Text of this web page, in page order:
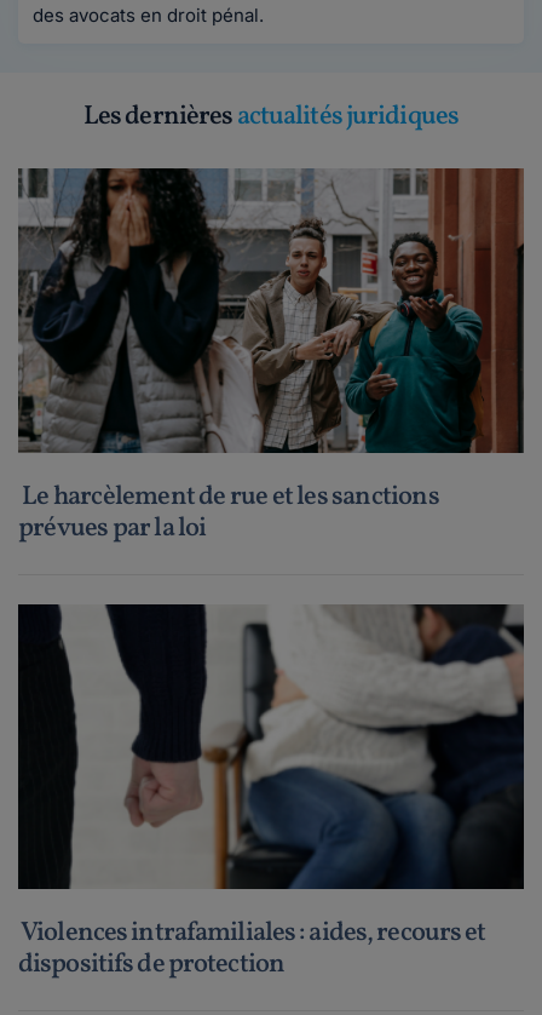
des avocats en droit pénal.
Les dernièresactualités juridiques
Le harcèlement de rue et les sanctions
prévues par la loi
Violences intrafamiliales : aides, recours et
dispositifs de protection